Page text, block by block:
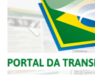
NOTA
Publicado
Plano
Publicado